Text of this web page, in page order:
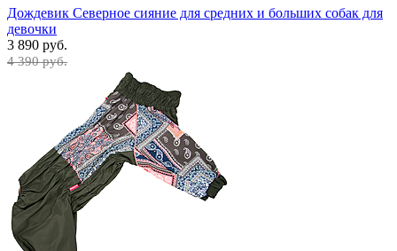
Дождевик Северное сияние для средних и больших собак для
девочки
3 890 руб.
4 390 руб.